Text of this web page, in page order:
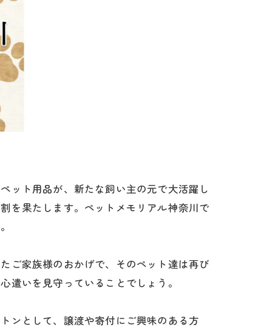
ット用品が、新たな飼い主の元で大活躍し
を果たします。ペットメモリアル神奈川で
ご家族様のおかげで、そのペット達は再び
いを見守っていることでしょう。
ンとして、譲渡や寄付にご興味のある方